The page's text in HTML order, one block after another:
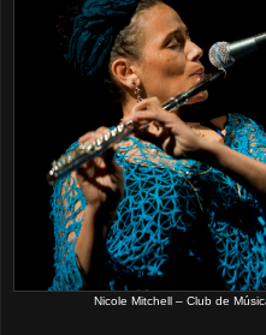
Nicole Mitchell – Club de